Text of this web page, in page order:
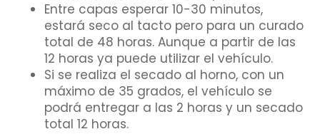
Entre capas esperar 10-30 minutos,
estará seco al tacto pero para un curado
total de 48 horas. Aunque a partir de las
12 horas ya puede utilizar el vehículo.
Si se realiza el secado al horno, con un
máximo de 35 grados, el vehículo se
podrá entregar a las 2 horas y un secado
total 12 horas.